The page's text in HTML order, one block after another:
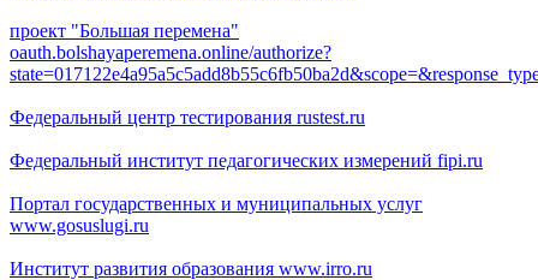
проект "Большая перемена"
oauth.bolshayaperemena.online/authorize?
Федеральный центр тестирования rustest.ru
Федеральный институт педагогических измерений fipi.ru
Портал государственных и муниципальных услуг
www.gosuslugi.ru
Институт развития образования www.irro.ru